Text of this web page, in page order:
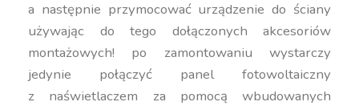
a następnie przymocować urządzenie do ściany
używając do tego dołączonych akcesoriów
montażowych! po zamontowaniu wystarczy
jedynie połączyć panel fotowoltaiczny
z naświetlaczem za pomocą wbudowanych